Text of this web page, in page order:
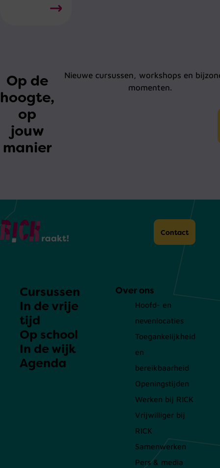
Op de
hoogte,
op
jouw
manier
Nieuwe cursussen, workshops en
momenten.
Contact
Cursussen
In de vrije
tijd
Op school
In de wijk
Agenda
Over ons
Hoofd- en
nevenlocaties
Toegankelijkheid
en
bereikbaarheid
Openingstijden
Werken bij RICK
Vrijwilliger bij
RICK
Samenwerken
Pers & media